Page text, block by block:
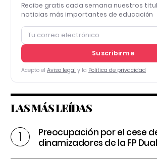
Recibe gratis cada semana nuestros
noticias más importantes de educación
Suscribirme
Acepto el Aviso legal y la Política de privacidad
LAS MÁS LEÍDAS
Preocupación por el cese
dinamizadores de la FP